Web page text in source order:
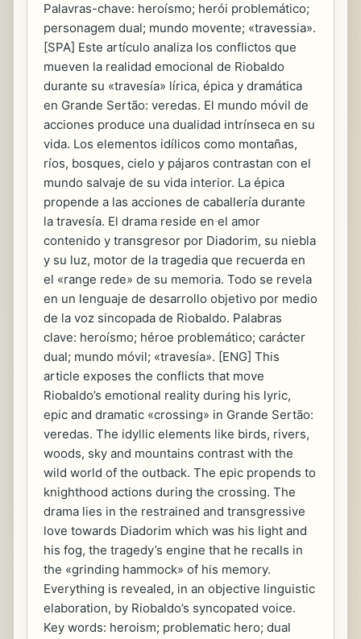
Palavras-chave: heroísmo; herói problemático;
personagem dual; mundo movente; «travessia».
[SPA] Este artículo analiza los conflictos que
mueven la realidad emocional de Riobaldo
durante su «travesía» lírica, épica y dramática
en Grande Sertão: veredas. El mundo móvil de
acciones produce una dualidad intrínseca en su
vida. Los elementos idílicos como montañas,
ríos, bosques, cielo y pájaros contrastan con el
mundo salvaje de su vida interior. La épica
propende a las acciones de caballería durante
la travesía. El drama reside en el amor
contenido y transgresor por Diadorim, su niebla
y su luz, motor de la tragedia que recuerda en
el «range rede» de su memoria. Todo se revela
en un lenguaje de desarrollo objetivo por medio
de la voz sincopada de Riobaldo. Palabras
clave: heroísmo; héroe problemático; carácter
dual; mundo móvil; «travesía». [ENG] This
article exposes the conflicts that move
Riobaldo’s emotional reality during his lyric,
epic and dramatic «crossing» in Grande Sertão:
veredas. The idyllic elements like birds, rivers,
woods, sky and mountains contrast with the
wild world of the outback. The epic propends to
knighthood actions during the crossing. The
drama lies in the restrained and transgressive
love towards Diadorim which was his light and
his fog, the tragedy’s engine that he recalls in
the «grinding hammock» of his memory.
Everything is revealed, in an objective linguistic
elaboration, by Riobaldo’s syncopated voice.
Key words: heroism; problematic hero; dual